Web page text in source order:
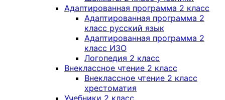
Адаптированная программа 2 класс
Адаптированная программа 2
класс русский язык
Адаптированная программа 2
класс ИЗО
Логопедия 2 класс
Внеклассное чтение 2 класс
Внеклассное чтение 2 класс
хрестоматия
Учебники 2 класс